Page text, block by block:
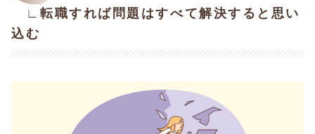
∟転職すれば問題はすべて解決すると思い
込む